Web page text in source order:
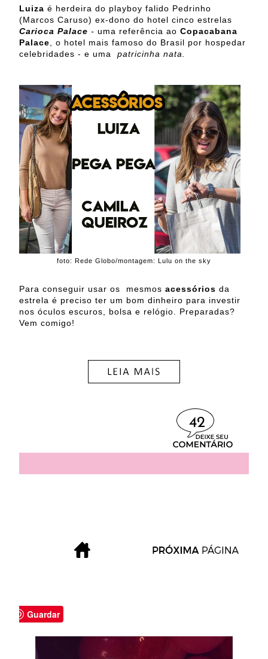
Luiza é herdeira do playboy falido Pedrinho
(Marcos Caruso) ex-dono do hotel cinco estrelas
Carioca Palace - uma referência ao Copacabana
Palace , o hotel mais famoso do Brasil por hospedar
celebridades - e uma
patricinha nata.
foto: Rede Globo/montagem: Lulu on the sky
Para conseguir usar os mesmos acessórios da
estrela é preciso ter um bom dinheiro para investir
nos óculos escuros, bolsa e relógio. Preparadas?
Vem comigo!
42
Guardar